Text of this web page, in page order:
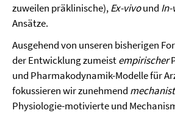
zuweilen präklinische),Ex-vivound
Ansätze.
Ausgehend von unseren bisherigen
der Entwicklung zumeistempirischer
und Pharmakodynamik-Modelle für
fokussieren wir zunehmend
Physiologie-motivierte und